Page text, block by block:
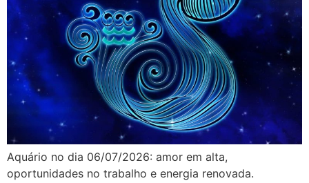
Aquário no dia 06/07/2026: amor em alta,
oportunidades no trabalho e energia renovada.